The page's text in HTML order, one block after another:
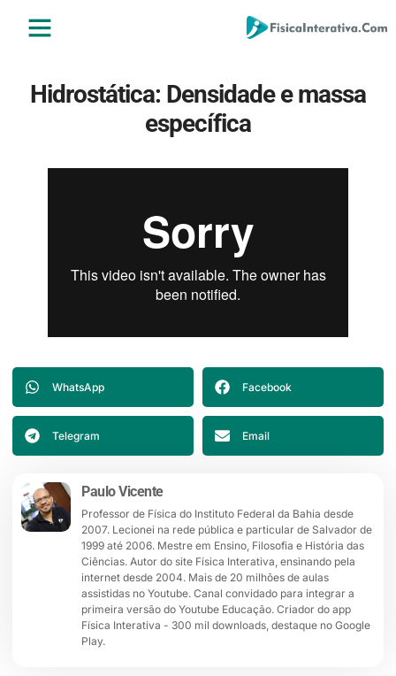
Hidrostática: Densidade e massa
específica
WhatsApp Facebook
Telegram Email
Paulo Vicente
Professor de Física do Instituto Federal da Bahia desde
2007. Lecionei na rede pública e particular de Salvador de
1999 até 2006. Mestre em Ensino, Filosofia e História das
Ciências. Autor do site Física Interativa, ensinando pela
internet desde 2004. Mais de 20 milhões de aulas
assistidas no Youtube. Canal convidado para integrar a
primeira versão do Youtube Educação. Criador do app
Física Interativa - 300 mil downloads, destaque no Google
Play.